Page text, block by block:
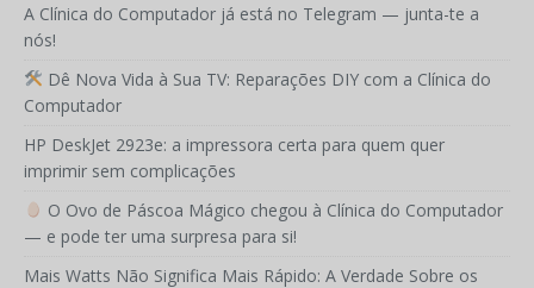
A Clínica do Computador já está no Telegram — junta-te a
nós!
Dê Nova Vida à Sua TV: Reparações DIY com a Clínica do
Computador
HP DeskJet 2923e: a impressora certa para quem quer
imprimir sem complicações
O Ovo de Páscoa Mágico chegou à Clínica do Computador
— e pode ter uma surpresa para si!
Mais Watts Não Significa Mais Rápido: A Verdade Sobre os